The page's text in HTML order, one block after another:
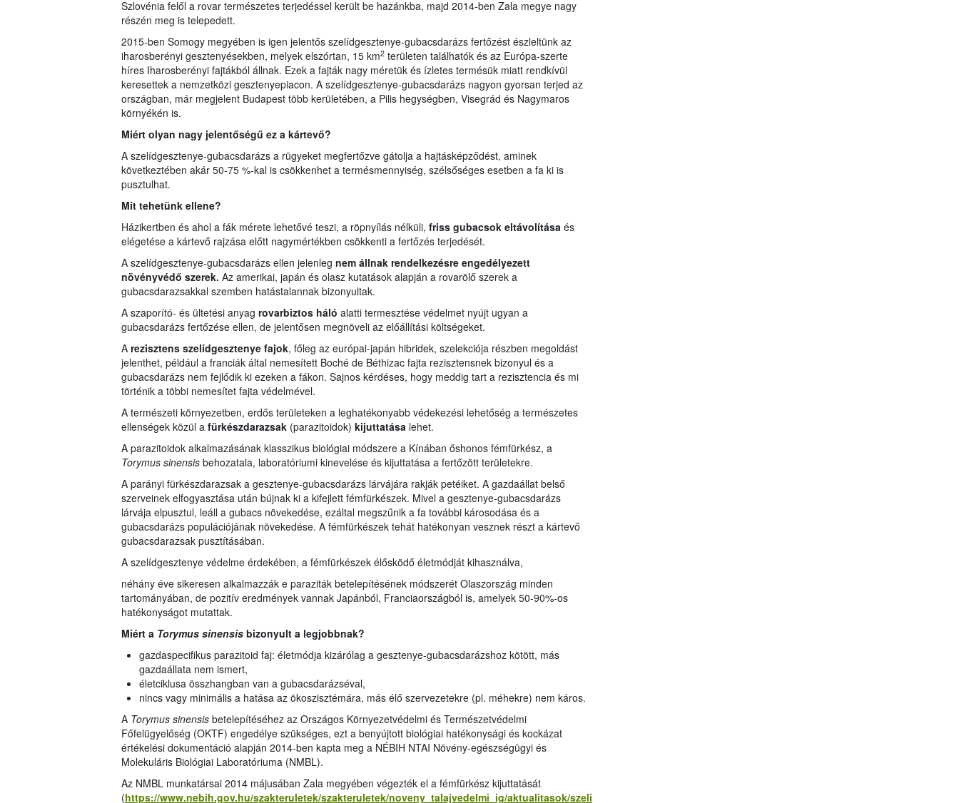
Szlovénia felől a rovar természetes terjedéssel került be hazánkba, majd 2014-ben Zala megye nagy
részén meg is telepedett.
2015-ben Somogy megyében is igen jelentős szelídgesztenye-gubacsdarázs fertőzést észleltünk az
iharosberényi gesztenyésekben, melyek elszórtan, 15 km2területen találhatók és az Európa-szerte
híres Iharosberényi fajtákból állnak. Ezek a fajták nagy méretük és ízletes termésük miatt rendkívül
keresettek a nemzetközi gesztenyepiacon. A szelídgesztenye-gubacsdarázs nagyon gyorsan terjed az
országban, már megjelent Budapest több kerületében, a Pilis hegységben, Visegrád és Nagymaros
környékén is.
Miért olyan nagy jelentőségű ez a kártevő?
A szelídgesztenye-gubacsdarázs a rügyeket megfertőzve gátolja a hajtásképződést, aminek
következtében akár 50-75 %-kal is csökkenhet a termésmennyiség, szélsőséges esetben a fa ki is
pusztulhat.
Mit tehetünk ellene?
Házikertben és ahol a fák mérete lehetővé teszi, a röpnyílás nélküli, friss gubacsok eltávolítása és
elégetése a kártevő rajzása előtt nagymértékben csökkenti a fertőzés terjedését.
A szelídgesztenye-gubacsdarázs ellen jelenleg nem állnak rendelkezésre engedélyezett
növényvédő szerek. Az amerikai, japán és olasz kutatások alapján a rovarölő szerek a
gubacsdarazsakkal szemben hatástalannak bizonyultak.
A szaporító- és ültetési anyag rovarbiztos háló alatti termesztése védelmet nyújt ugyan a
gubacsdarázs fertőzése ellen, de jelentősen megnöveli az előállítási költségeket.
A rezisztens szelídgesztenye fajok, főleg az európai-japán hibridek, szelekciója részben megoldást
jelenthet, például a franciák által nemesített Boché de Béthizac fajta rezisztensnek bizonyul és a
gubacsdarázs nem fejlődik ki ezeken a fákon. Sajnos kérdéses, hogy meddig tart a rezisztencia és mi
történik a többi nemesítet fajta védelmével.
A természeti környezetben, erdős területeken a leghatékonyabb védekezési lehetőség a természetes
ellenségek közül a fürkészdarazsak (parazitoidok) kijuttatásalehet.
A parazitoidok alkalmazásának klasszikus biológiai módszere a Kínában őshonos fémfürkész, a
Torymus sinensisbehozatala, laboratóriumi kinevelése és kijuttatása a fertőzött területekre.
A parányi fürkészdarazsak a gesztenye-gubacsdarázs lárvájára rakják petéiket. A gazdaállat belső
szerveinek elfogyasztása után bújnak ki a kifejlett fémfürkészek. Mivel a gesztenye-gubacsdarázs
lárvája elpusztul, leáll a gubacs növekedése, ezáltal megszűnik a fa további károsodása és a
gubacsdarázs populációjának növekedése. A fémfürkészek tehát hatékonyan vesznek részt a kártevő
gubacsdarazsak pusztításában.
A szelídgesztenye védelme érdekében, a fémfürkészek élősködő életmódját kihasználva,
néhány éve sikeresen alkalmazzák e paraziták betelepítésének módszerét Olaszország minden
tartományában, de pozitív eredmények vannak Japánból, Franciaországból is, amelyek 50-90%-os
hatékonyságot mutattak.
Miért a Torymus sinensisbizonyult a legjobbnak?
gazdaspecifikus parazitoid faj: életmódja kizárólag a gesztenye-gubacsdarázshoz kötött, más
gazdaállata nem ismert,
életciklusa összhangban van a gubacsdarázséval,
nincs vagy minimális a hatása az ökoszisztémára, más élő szervezetekre (pl. méhekre) nem káros.
A Torymus sinensis betelepítéséhez az Országos Környezetvédelmi és Természetvédelmi
Főfelügyelőség (OKTF) engedélye szükséges, ezt a benyújtott biológiai hatékonysági és kockázat
értékelési dokumentáció alapján 2014-ben kapta meg a NÉBIH NTAI Növény-egészségügyi és
Molekuláris Biológiai Laboratóriuma (NMBL).
Az NMBL munkatársai 2014 májusában Zala megyében végezték el a fémfürkész kijuttatását
(https://www.nebih.gov.hu/szakteruletek/szakteruletek/noveny_talajvedelmi_ig/aktualitasok/szeli